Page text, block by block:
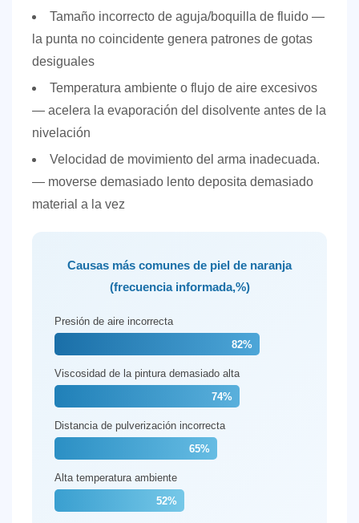
la
pistola
y
4.1
de
pulverización
4.2
movimiento
arma
Temperatura,
humedad
factores
Configuración
de
Tamaño incorrecto de aguja/boquilla de fluido —
la punta no coincidente genera patrones de gotas
desiguales
Temperatura ambiente o flujo de aire excesivos
— acelera la evaporación del disolvente antes de la
nivelación
Velocidad de movimiento del arma inadecuada.
— moverse demasiado lento deposita demasiado
material a la vez
Causas más comunes de piel de naranja
(frecuencia informada,%)
Presión de aire incorrecta
82%
Viscosidad de la pintura demasiado alta
74%
Distancia de pulverización incorrecta
65%
Alta temperatura ambiente
52%